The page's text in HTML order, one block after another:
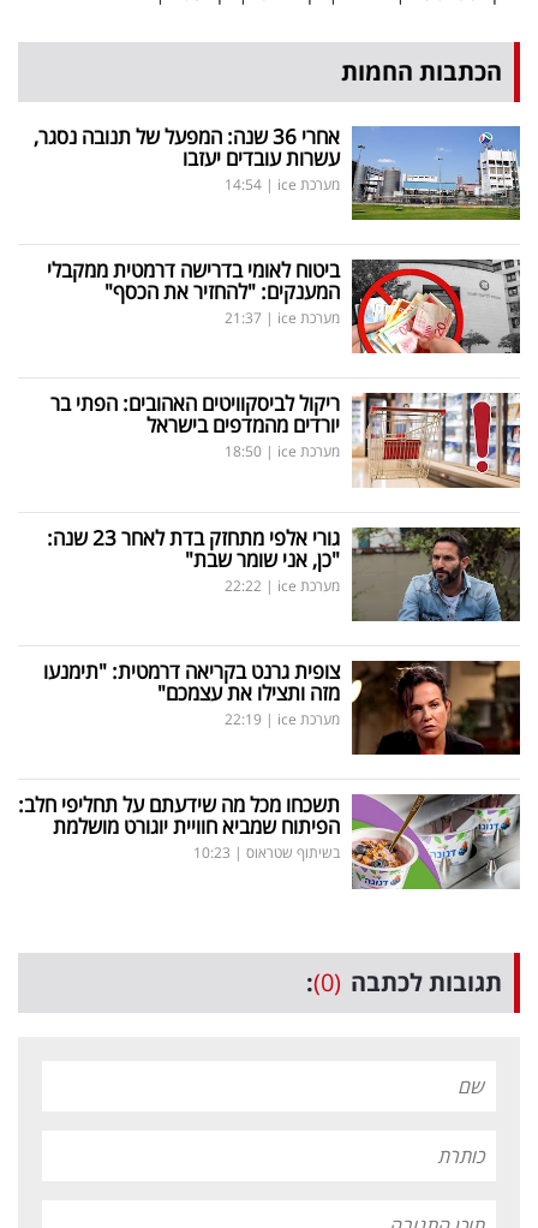
הכתבות החמות
אחרי 36 שנה: המפעל של תנובה נסגר,
עשרות עובדים יעזבו
מערכת ice |
14:54
ביטוח לאומי בדרישה דרמטית ממקבלי
המענקים: "להחזיר את הכסף"
מערכת ice |
21:37
ריקול לביסקוויטים האהובים: הפתי בר
יורדים מהמדפים בישראל
מערכת ice |
18:50
גורי אלפי מתחזק בדת לאחר 23 שנה:
"כן, אני שומר שבת"
מערכת ice |
22:22
צופית גרנט בקריאה דרמטית: "תימנעו
מזה ותצילו את עצמכם"
מערכת ice |
22:19
תשכחו מכל מה שידעתם על תחליפי חלב:
הפיתוח שמביא חוויית יוגורט מושלמת
בשיתוף שטראוס |
10:23
תגובות לכתבה (0)
: